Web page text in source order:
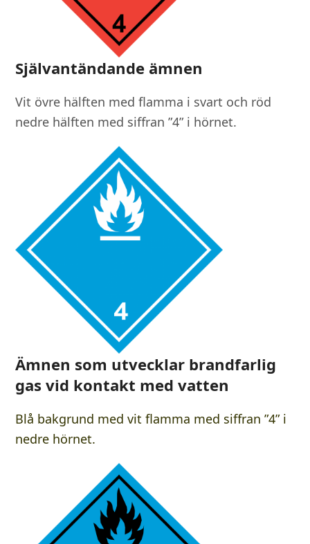
Självantändande ämnen
Vit övre hälften med flamma i svart och röd
nedre hälften med siffran ”4” i hörnet.
Ämnen som utvecklar brandfarlig
gas vid kontakt med vatten
Blå bakgrund med vit flamma med siffran ”4” i
nedre hörnet.